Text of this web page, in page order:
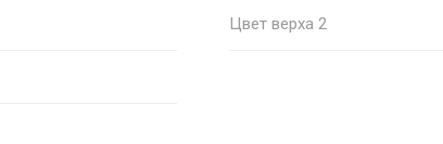
Цвет верха 2